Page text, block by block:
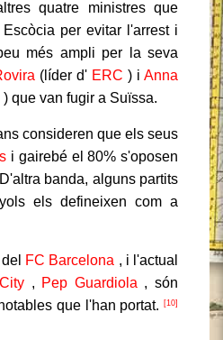
quatre ministres que
per evitar l'arrest i
més ampli per la seva
(líder d' ERC ) i Anna
) que van fugir a Suïssa.
consideren que els seus
i gairebé el 80% s'oposen
D'altra banda, alguns partits
els defineixen com a
FC Barcelona , i l'actual
, Pep Guardiola , són
que l'han portat.
[10]